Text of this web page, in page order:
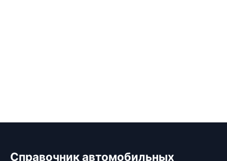
Справочник автомобильных